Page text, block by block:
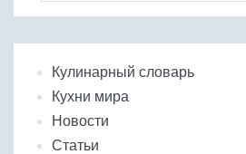
Кулинарный словарь
Кухни мира
Новости
Статьи